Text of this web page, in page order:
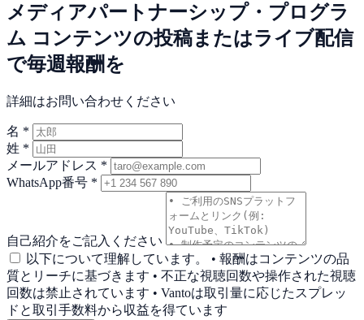
メディアパートナーシップ・プログラ
ム コンテンツの投稿またはライブ配信
で毎週報酬を
詳細はお問い合わせください
名 *
姓 *
メールアドレス *
WhatsApp番号 *
自己紹介をご記入ください
以下について理解しています。 • 報酬はコンテンツの品
質とリーチに基づきます • 不正な視聴回数や操作された視聴
回数は禁止されています • Vantoは取引量に応じたスプレッ
ドと取引手数料から収益を得ています